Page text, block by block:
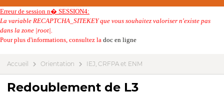
Erreur de session n� SESSION4:
La variable RECAPTCHA_SITEKEY que vous souhaitez valoriser n'existe pas
dans la zone |root|.
Pour plus d'informations, consultez la doc en ligne
Accueil Orientation IEJ, CRFPA et ENM
Redoublement de L3